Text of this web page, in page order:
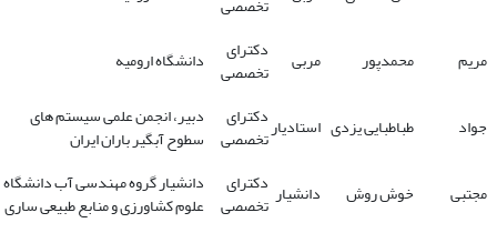
تخصصی
مریم محمدپور مربی دکترای
تخصصی دانشگاه ارومیه
جواد طباطبایی یزدی استادیاردکترای
تخصصی
دبیر، انجمن علمی سیستم های
سطوح آبگیر باران ایران
مجتبی
خوش روش دانشیار دکترای
تخصصی
دانشیار گروه مهندسی آب دانشگاه
علوم کشاورزی و منابع طبیعی ساری